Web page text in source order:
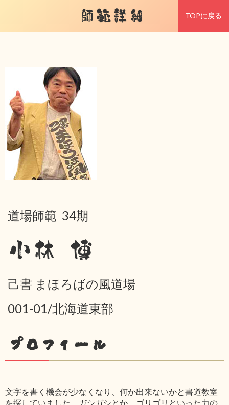
師範詳細 TOPに戻る
道場師範 34期
小林 博
己書 まほろばの風道場
001-01/北海道東部
プロフィール
文字を書く機会が少なくなり、何か出来ないかと書道教室
を探していました。ガシガシとか、ゴリゴリといった力の